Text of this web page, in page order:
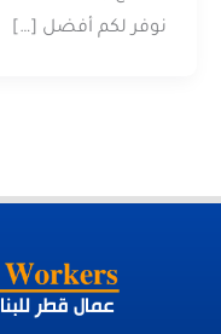
نوفر لكم أفضل […]